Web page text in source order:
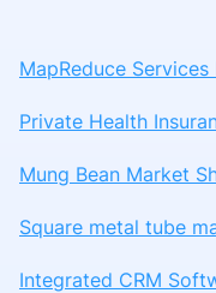
MapReduce Services
Private Health
Mung Bean Market
Square metal tube
Integrated CRM